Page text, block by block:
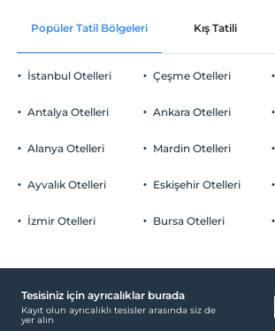
Ortak alanlar ve tüm odalar
Otopark
Ücretsiz Özel Otopark
Bebek
Check/out
En geç saat 15:00 ve öncesi
Evcil Hayvan
2 yaşına kadar olan bebekler ücretsizdir.
Popüler Tatil Bölgeleri Kış Tatili
İstanbul Otelleri
Antalya Otelleri
Alanya Otelleri
Ayvalık Otelleri
İzmir Otelleri
Çeşme Otelleri
Ankara Otelleri
Mardin Otelleri
Eskişehir Otelleri
Bursa Otelleri
Tesisiniz için ayrıcalıklar burada
Kayıt olun ayrıcalıklı tesisler arasında siz de
yer alın